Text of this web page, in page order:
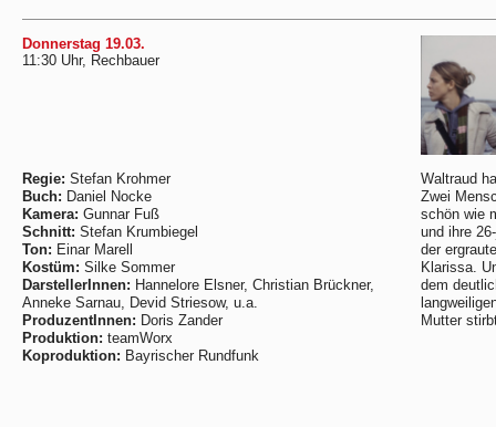
Donnerstag 19.03.
11:30 Uhr, Rechbauer
Regie: Stefan Krohmer
Buch: Daniel Nocke
Kamera: Gunnar Fuß
Schnitt: Stefan Krumbiegel
Ton: Einar Marell
Kostüm: Silke Sommer
DarstellerInnen: Hannelore Elsner, Christian Brückner,
Anneke Sarnau, Devid Striesow, u.a.
ProduzentInnen: Doris Zander
Produktion: teamWorx
Koproduktion: Bayrischer Rundfunk
Waltraud
Zwei
schön wie
und ihre
der
Klarissa.
dem
Mutter